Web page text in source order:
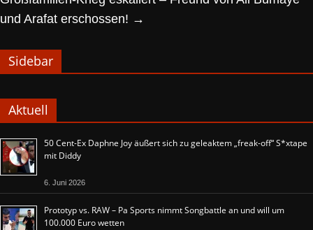
und Arafat erschossen! →
Sidebar
Aktuell
50 Cent-Ex Daphne Joy äußert sich zu geleaktem „freak-off“ S*xtape
mit Diddy
6. Juni 2026
Prototyp vs. RAW – Pa Sports nimmt Songbattle an und will um
100.000 Euro wetten